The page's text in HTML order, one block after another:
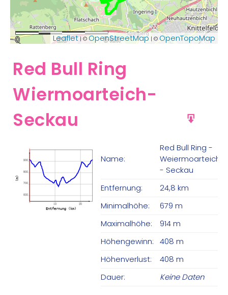
0 2.5 5 km
Leaflet| ©OpenStreetMap | ©OpenTopoMap
Red Bull Ring
Wiermoarteich-
Seckau
600
700
800
900
10 20
Entfernung (km)
(m)
Name:
Red Bull Ring -
Weiermoarteich
- Seckau
Entfernung:
24,8 km
Minimalhöhe:
679 m
Maximalhöhe:
914 m
Höhengewinn:
408 m
Höhenverlust:
408 m
Dauer:
Keine Daten